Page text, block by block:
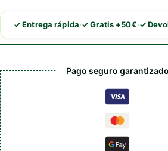
✓ Entrega rápida·✓ Gratis +50€·✓
Pago seguro garantizado